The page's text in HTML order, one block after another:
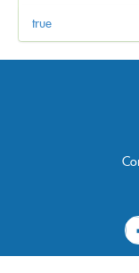
true